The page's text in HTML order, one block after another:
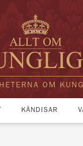
OM
KÄNDISAR